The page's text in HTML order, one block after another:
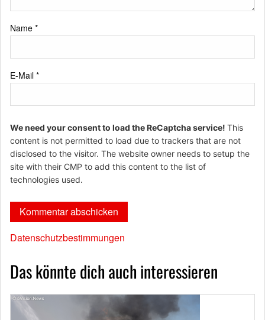
Name *
E-Mail *
We need your consent to load the ReCaptcha service! This
content is not permitted to load due to trackers that are not
disclosed to the visitor. The website owner needs to setup the
site with their CMP to add this content to the list of
technologies used.
Datenschutzbestimmungen
Das könnte dich auch interessieren